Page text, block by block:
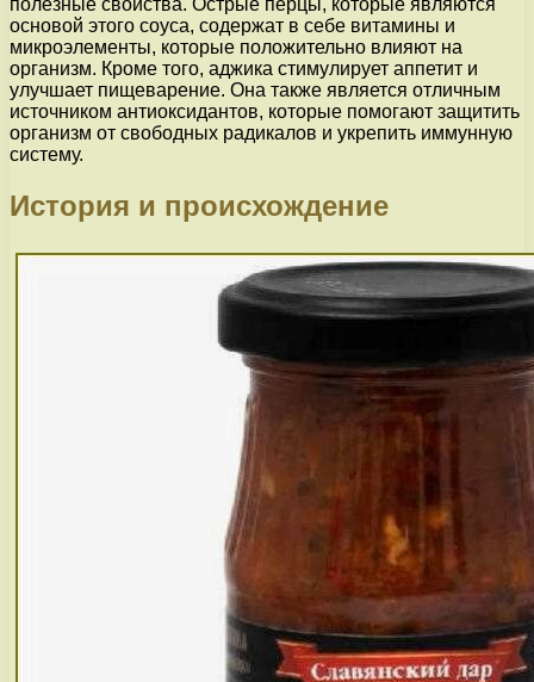
полезные свойства. Острые перцы, которые являются
основой этого соуса, содержат в себе витамины и
микроэлементы, которые положительно влияют на
организм. Кроме того, аджика стимулирует аппетит и
улучшает пищеварение. Она также является отличным
источником антиоксидантов, которые помогают защитить
организм от свободных радикалов и укрепить иммунную
систему.
История и происхождение